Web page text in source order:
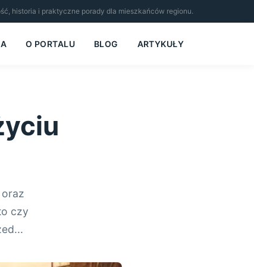
historia i praktyczne porady dla mieszkańców regionu.
O PORTALU BLOG ARTYKUŁY
czy